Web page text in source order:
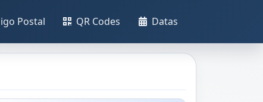
Postal QR Codes Datas